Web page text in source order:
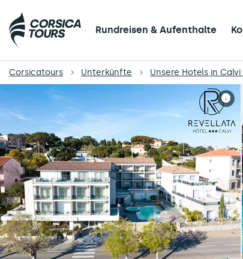
Rundreisen & Aufenthalte
Corsicatours Unterkünfte Unsere Hotels in